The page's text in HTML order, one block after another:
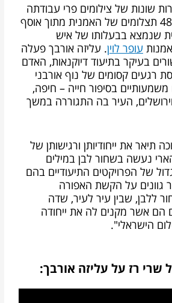
שונות של צילומים פרי עבודתה
של אורבך, ביניהם 48 תצלומים של האמנית מתוך אוסף
שנמצא בבעלותו של איש
עופר לוין. עליזה אורבך פעלה
בעיקר בתיעוד דיוקנאות, האדם
רגעים קסומים של נוף אורבני
משמעותיים בסיפור חייה – חיפה,
העיר בה התגוררה במשך
תיאר את ייחודיותן ורגישותן של
נעשה בשחור לבן במילים
של הפרויקטים התיעודיים בהם
גוונים על הקשת האפורה
ללבן, שבין עיר לעיר, שדה
הם אשר מקנים לה את ייחודה
הישראלי".
רז על עליזה אורבך: